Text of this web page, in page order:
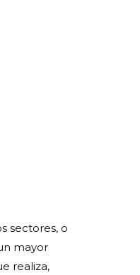
sectores, o
mayor
realiza,